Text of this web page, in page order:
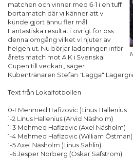
matchen och vinner med 6-1 i en tuff
bortamatch där vi känner att vi
kunde gjort ännu fler mål.
Fantastiska resultat i övrigt för oss
denna omgång vilket vi njuter av
helgen ut. Nu börjar laddningen inför
årets match mot AIK i Svenska
Cupen till veckan,, säger
Kubentränaren Stefan "Lagga"
Text från Lokalfotbollen
0-1 Mehmed Hafizovic (Linus Hallenius
1-2 Linus Hallenius (Arvid Näsholm)
1-3 Mehmed Hafizovic (Axel Näsholm)
1-4 Mehmed Hafizovic (William Östman)
1-5 Axel Näsholm (Linus Sahlin)
1-6 Jesper Norberg (Oskar Säfström)